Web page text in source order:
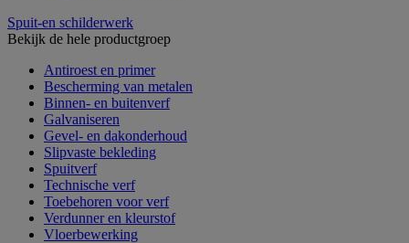
Spuit-en schilderwerk
Bekijk de hele productgroep
Antiroest en primer
Bescherming van metalen
Binnen- en buitenverf
Galvaniseren
Gevel- en dakonderhoud
Slipvaste bekleding
Spuitverf
Technische verf
Toebehoren voor verf
Verdunner en kleurstof
Vloerbewerking